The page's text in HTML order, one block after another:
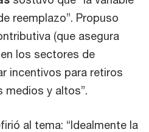
reemplazo”. Propuso
(que asegura
los sectores de
incentivos para retiros
medios y altos”.
al tema: “Idealmente la